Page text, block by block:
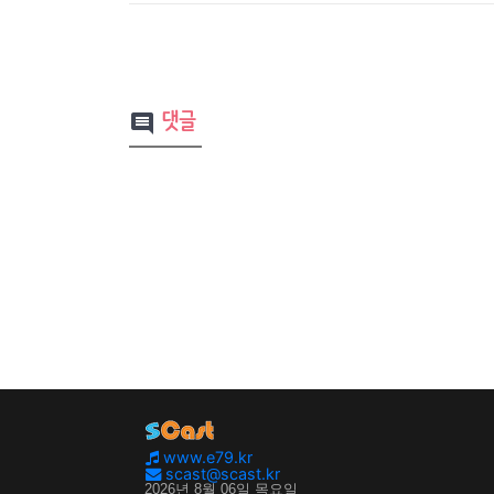
comment 댓글
www.e79.kr
scast@scast.kr